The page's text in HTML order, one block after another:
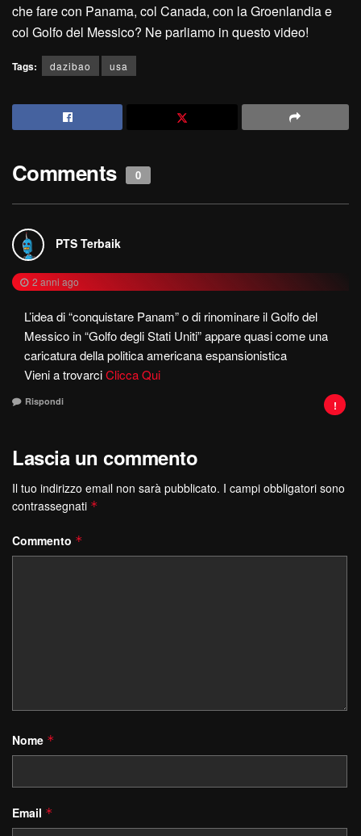
che fare con Panama, col Canada, con la Groenlandia e
col Golfo del Messico? Ne parliamo in questo video!
Tags: dazibao usa
Comments 0
PTS Terbaik
2 anni ago
L’idea di “conquistare Panam” o di rinominare il Golfo del
Messico in “Golfo degli Stati Uniti” appare quasi come una
caricatura della politica americana espansionistica
Vieni a trovarciClicca Qui
Rispondi
Lascia un commento
Il tuo indirizzo email non sarà pubblicato. I campi obbligatori sono
contrassegnati *
Commento *
Nome *
Email *